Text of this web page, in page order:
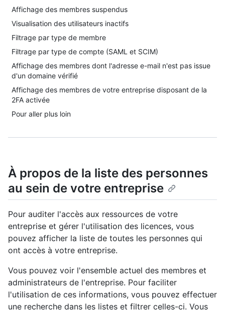
Affichage des membres suspendus
Visualisation des utilisateurs inactifs
Filtrage par type de membre
Filtrage par type de compte (SAML et SCIM)
Affichage des membres dont l'adresse e-mail n'est pas issue
d'un domaine vérifié
Affichage des membres de votre entreprise disposant de la
2FA activée
Pour aller plus loin
À propos de la liste des personnes
au sein de votre entreprise
Pour auditer l'accès aux ressources de votre
entreprise et gérer l'utilisation des licences, vous
pouvez afficher la liste de toutes les personnes qui
ont accès à votre entreprise.
Vous pouvez voir l'ensemble actuel des membres et
administrateurs de l'entreprise. Pour faciliter
l'utilisation de ces informations, vous pouvez effectuer
une recherche dans les listes et filtrer celles-ci. Vous